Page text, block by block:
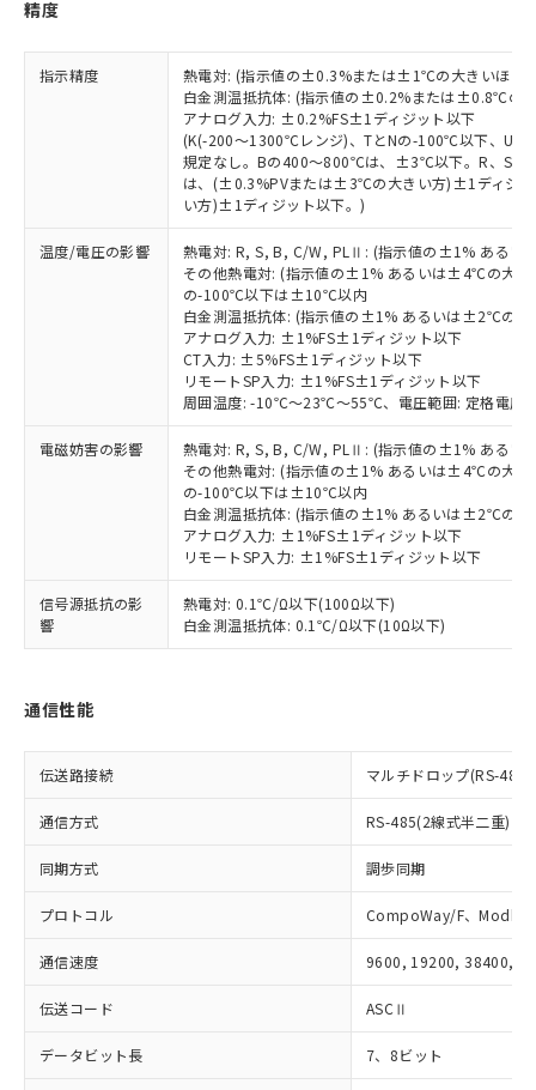
精度
指示精度
熱電対: (指示値の±0.3%または±1℃の大きいほう
白金測温抵抗体: (指示値の±0.2%または±0.8℃の
アナログ入力: ±0.2%FS±1ディジット以下
(K(-200～1300℃レンジ)、TとNの-100℃以下、U
規定なし。Bの400～800℃は、±3℃以下。R、S
は、(±0.3%PVまたは±3℃の大きい方)±1ディジ
い方)±1ディジット以下。)
温度/電圧の影響
熱電対: R, S, B, C/W, PLⅡ: (指示値の±1% ある
その他熱電対: (指示値の±1% あるいは±4℃の大き
の-100℃以下は±10℃以内
白金測温抵抗体: (指示値の±1% あるいは±2℃の大
アナログ入力: ±1%FS±1ディジット以下
CT入力: ±5%FS±1ディジット以下
リモートSP入力: ±1%FS±1ディジット以下
周囲温度: -10℃～23℃～55℃、電圧範囲: 定格電圧
電磁妨害の影響
熱電対: R, S, B, C/W, PLⅡ: (指示値の±1% ある
その他熱電対: (指示値の±1% あるいは±4℃の大き
の-100℃以下は±10℃以内
白金測温抵抗体: (指示値の±1% あるいは±2℃の大
アナログ入力: ±1%FS±1ディジット以下
リモートSP入力: ±1%FS±1ディジット以下
信号源抵抗の影
響
熱電対: 0.1℃/Ω以下(100Ω以下)
白金測温抵抗体: 0.1℃/Ω以下(10Ω以下)
通信性能
伝送路接続 マルチドロップ(RS-485)
通信方式 RS-485(2線式半二重)
同期方式 調歩同期
プロトコル CompoWay/F、Modbus
通信速度 9600, 19200, 38400,
伝送コード ASCⅡ
データビット長 7、8ビット
覧された時点での実際の在庫および標
準価格とは異なる場合があることをご
了承ください。
正式な納期状況および標準価格はお客
様のお取引先、またはお客様担当のオ
ムロン制御機器販売店・当社販売員に
ご相談ください。
オムロン制御機器販売店や当社販売拠
点は「販売ネットワーク
」をご確認
ください。
在庫状況および標準価格結果を当社の
事前の承諾なく第三者に漏洩または開
示しないようお願いします。
マイパーツ機能（部品リスト作成サー
ビス）をご利用いただくには、I-Web
あります。
お客様が当ウェブサイト上で当社にご
登録された部品リストについて、当社
および当社の共同利用者が、当社の製
品・サービスに関するお客様との取
引・商談に必要な範囲で利用すること
をご了承ください。
※当社の共同利用者とは、"個人情報
ミウム(Cd) 100ppm以下、
六価クロム(Cr(Ⅵ)) 1000ppm以下、ポリ臭化ビフェニル
類(PBB) 1000ppm以下、ポリ臭化ジフェニルエーテル類
(PBDE) 1000ppm以下、フタル酸ビス(2-エチルヘキシ
ル) (DEHP)(別名：DOP) 1000ppm以下、フタル酸ブチ
ルベンジル（BBP） 1000ppm以下、フタル酸ジブチル
（DBP） 1000ppm以下、フタル酸ジイソブチル
(DIBP) 1000ppm以下
但し、RoHS指令で産業用監視および制御機器に対する
適用除外項目は除く。
図的な使用がないことを確認しています。
※2 対応予定月
部品在庫の切り替え状況などにより、予定
月が前後することがあります。
※3 非含有証明書ダウンロード
下記の非含有証明書をダウンロードするこ
とができます。
EU RoHS指令（10物質）の非含有証明書
51物質の非含有証明書（当社基準）
また、RoHS指令のフタル酸エステル類４
物質の対応では、対応完了までの期間は出
荷製品に未対応品が混在することから備考
欄に対応日を記載しておりました。
していることから、特段のことがない限
り、2022年1月12日より割愛しておりま
ム) : 100ppm、
Cr(Ⅵ)(六価クロム) : 1000ppm、 PBBs(ポリ臭化ビフェ
ニル類) : 1000ppm、 PBDEs(ポリ臭化ジフェニルエーテ
ル類) : 1000ppm、
DBP(フタル酸ジブチル) : 1000ppm、 DIBP(フタル酸ジ
イソブチル) : 1000ppm、 BBP(フタル酸ブチルベンジ
ル) : 1000ppm、
DEHP(フタル酸ビス(2-エチルヘキシル)) : 1000ppm
※2 環境保護使用期限
「ｅ」：有害物質（10物質）のすべてが基
準値以下であることを示します。
「10」：通常の使用状況下において有害物
質が外部に漏えいし、環境に深刻な影響を
及ぼさない年数を意味します。
「－」：未確認です。当社販売部門へお問
い合わせください。
国政府の輸出許可(または役務取引許
可)を取得するなどの必要な手続きを
とります。
当社は規制貨物を破棄する場合は、完
全に破砕するなど、違法に輸出されな
いよう必要な手段を講じます。
当社は貴社製品を、核兵器、ミサイ
ル、化学兵器、生物兵器またはその他
武器並びにこれらの製造装置等に一切
使用いたしません。
当社は、貴社製品を第三者に販売する
場合は、上記1、2および3の内容を当
該第三者に通知します。また当社は、
販売先および販売に係わる関係者が違
法に輸出するおそれがある場合は、取
り引きをいたしません。
合意する キャンセル
号
一定数以上の在庫あり
一定数には満たないが在庫あり
在庫なし(最新の在庫状況につ
いては、お客様のお取引先、ま
たはお客様担当のオムロン制御
機器販売店・当社販売員にご確
認ください)
受注生産機種、また在庫状況の
情報を公開していない機種